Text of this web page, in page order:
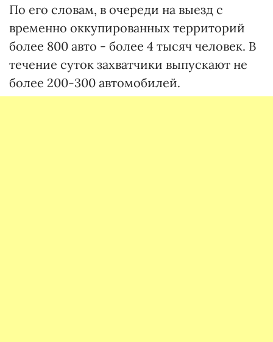
По его словам, в очереди на выезд с
временно оккупированных территорий
более 800 авто - более 4 тысяч человек. В
течение суток захватчики выпускают не
более 200-300 автомобилей.